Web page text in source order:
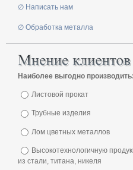
∅ Написать нам
∅ Обработка металла
Наиболее выгодно производить:
Листовой прокат
Трубные изделия
Лом цветных металлов
Высокотехнологичную
из стали, титана, никеля